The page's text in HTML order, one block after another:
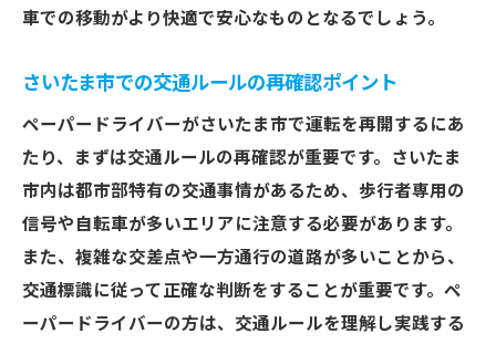
運転再開を目指すペーパードライバーに向けた
安全運転の基本を再確認する方法
さいたま市での運転中に注意すべき交通ル
ール
事故を防ぐためのリスク管理
ペーパードライバーが陥りやすいミスとそ
の解決法
安全運転を支える心強い同乗者を見つける
コツ
車での移動がより快適で安心なものとなるでしょう。
さいたま市での交通ルールの再確認ポイント
ペーパードライバーがさいたま市で運転を再開するにあ
たり、まずは交通ルールの再確認が重要です。さいたま
市内は都市部特有の交通事情があるため、歩行者専用の
信号や自転車が多いエリアに注意する必要があります。
また、複雑な交差点や一方通行の道路が多いことから、
交通標識に従って正確な判断をすることが重要です。ペ
ーパードライバーの方は、交通ルールを理解し実践する